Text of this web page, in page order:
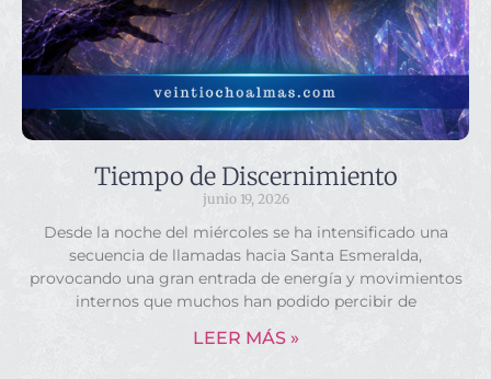
Tiempo de Discernimiento
junio 19, 2026
Desde la noche del miércoles se ha intensificado una
secuencia de llamadas hacia Santa Esmeralda,
provocando una gran entrada de energía y movimientos
internos que muchos han podido percibir de
LEER MÁS »